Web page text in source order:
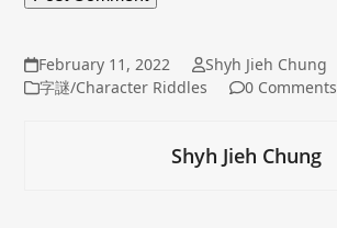
February 11, 2022
Shyh Jieh Chung
字謎/Character Riddles
0 Comments
Shyh Jieh Chung